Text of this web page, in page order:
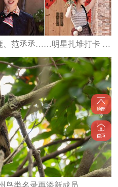
佟丽娅、于适、任贤齐、白鹿、范丞丞……明星扎堆打卡 泉州星光熠熠
鸟类名录再添新成员